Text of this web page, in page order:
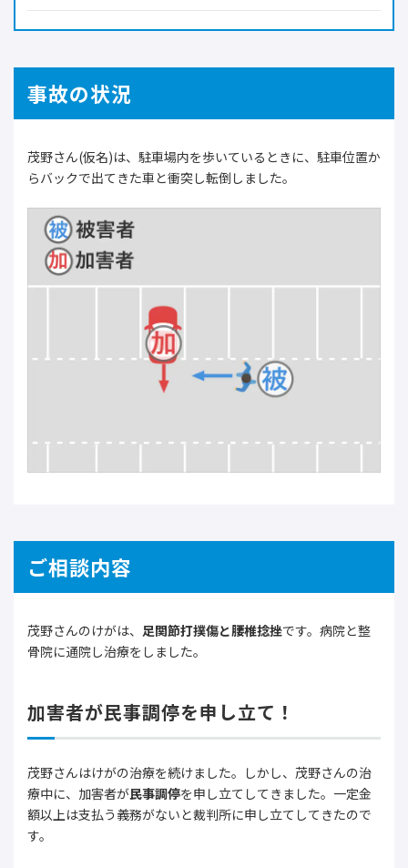
事故の状況
茂野さん(仮名)は、駐車場内を歩いているときに、駐車位置か
らバックで出てきた車と衝突し転倒しました。
ご相談内容
茂野さんのけがは、 足関節打撲傷と腰椎捻挫です。病院と整
骨院に通院し治療をしました。
加害者が民事調停を申し立て！
茂野さんはけがの治療を続けました。しかし、茂野さんの治
療中に、加害者が民事調停を申し立てしてきました。一定金
額以上は支払う義務がないと裁判所に申し立てしてきたので
す。